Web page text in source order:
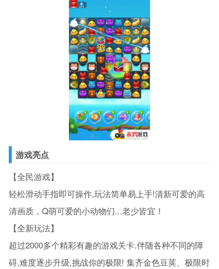
游戏亮点
【全民游戏】
轻松滑动手指即可操作,玩法简单易上手!清新可爱的高
清画质，Q萌可爱的小动物们...老少皆宜！
【全新玩法】
超过2000多个精彩有趣的游戏关卡.伴随各种不同的障
碍,难度逐步升级,挑战你的极限! 集齐金色豆荚、极限时